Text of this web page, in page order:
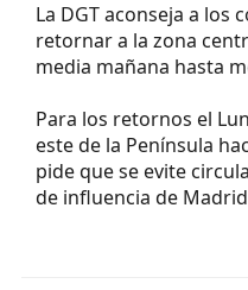
La DGT aconseja a los
retornar a la zona
media mañana hasta
Para los retornos el
este de la Península
pide que se evite
de influencia de